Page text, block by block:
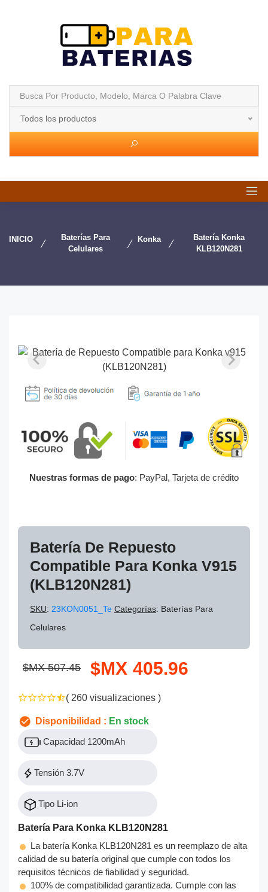
Todos los productos
INICIO
Baterías Para
Celulares
Konka
Batería Konka
KLB120N281
Nuestras formas de pago: PayPal, Tarjeta de crédito
Batería De Repuesto
Compatible Para Konka V915
(KLB120N281)
SKU: 23KON0051_Te Categorías: Baterías Para
Celulares
$MX 507.45 $MX 405.96
( 260 visualizaciones )
Disponibilidad : En stock
Capacidad 1200mAh
Tensión 3.7V
Tipo Li-ion
Batería Para Konka KLB120N281
La batería Konka KLB120N281 es un reemplazo de alta
calidad de su batería original que cumple con todos los
requisitos técnicos de fiabilidad y seguridad.
100% de compatibilidad garantizada. Cumple con las